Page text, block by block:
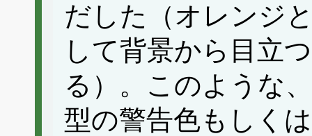
だした（オレンジ
して背景から目立
る）。このような
型の警告色もしく